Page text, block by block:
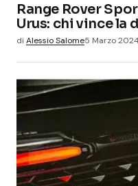
Range Rover
Urus: chi vince la
di Alessio Salome5 Marzo